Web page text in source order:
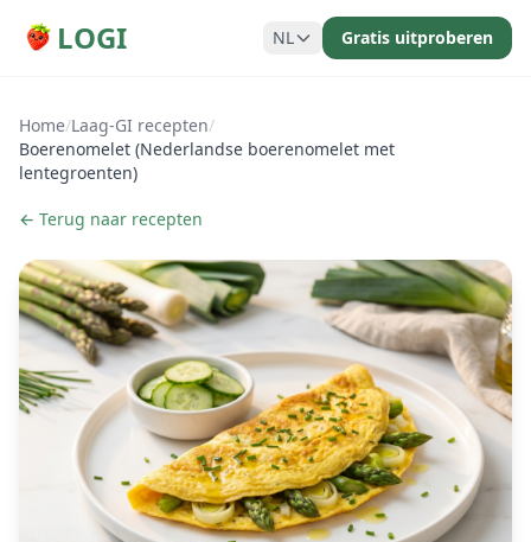
LOGI NL Gratis uitproberen
Home/Laag-GI recepten/
Boerenomelet (Nederlandse boerenomelet met
lentegroenten)
← Terug naar recepten